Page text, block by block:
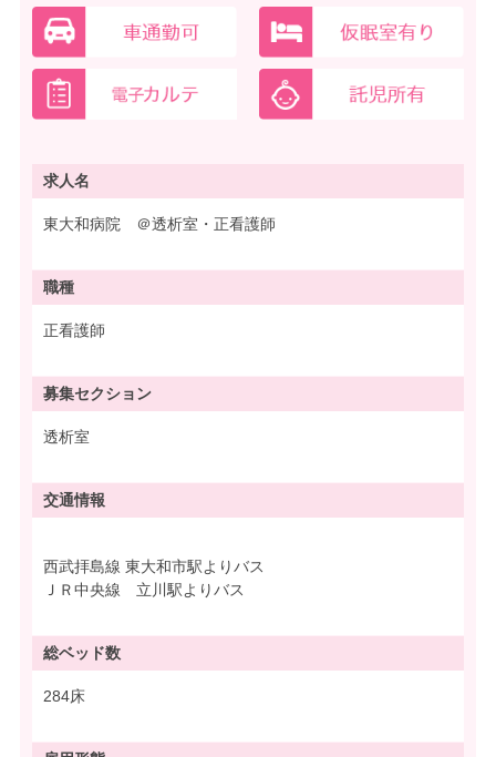
求人名
東大和病院 ＠透析室・正看護師
職種
正看護師
募集セクション
透析室
交通情報
西武拝島線 東大和市駅よりバス
ＪＲ中央線 立川駅よりバス
総ベッド数
284床